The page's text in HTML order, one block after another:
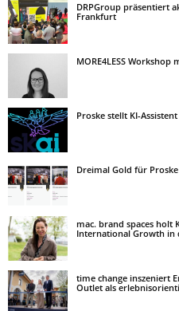
DRPGroup präsentiert
Frankfurt
MORE4LESS Workshop
Proske stellt KI-
Dreimal Gold für
mac. brand spaces holt
International Growth in
time change inszeniert
Outlet als